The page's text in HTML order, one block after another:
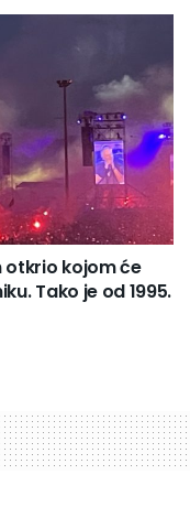
otkrio kojom će
Tako je od 1995.